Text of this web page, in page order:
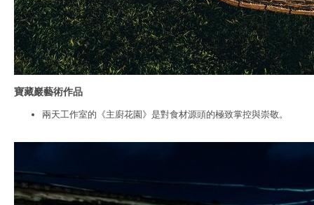
寶藏巖藝術作品
兩天工作室的《主廚花園》是對食材源頭的極致掌控與崇敬。